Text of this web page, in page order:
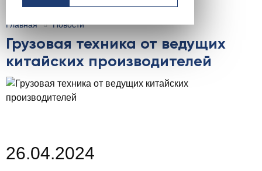
Главная Новости
Грузовая техника от ведущих
китайских производителей
26.04.2024